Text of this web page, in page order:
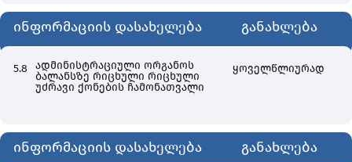
ინფორმაციის დასახელება განახლება
5.8
ადმინისტრაციული ორგანოს
ბალანსზე რიცხული რიცხული
უძრავი ქონების ჩამონათვალი
ყოველწლიურად
ინფორმაციის დასახელება განახლება